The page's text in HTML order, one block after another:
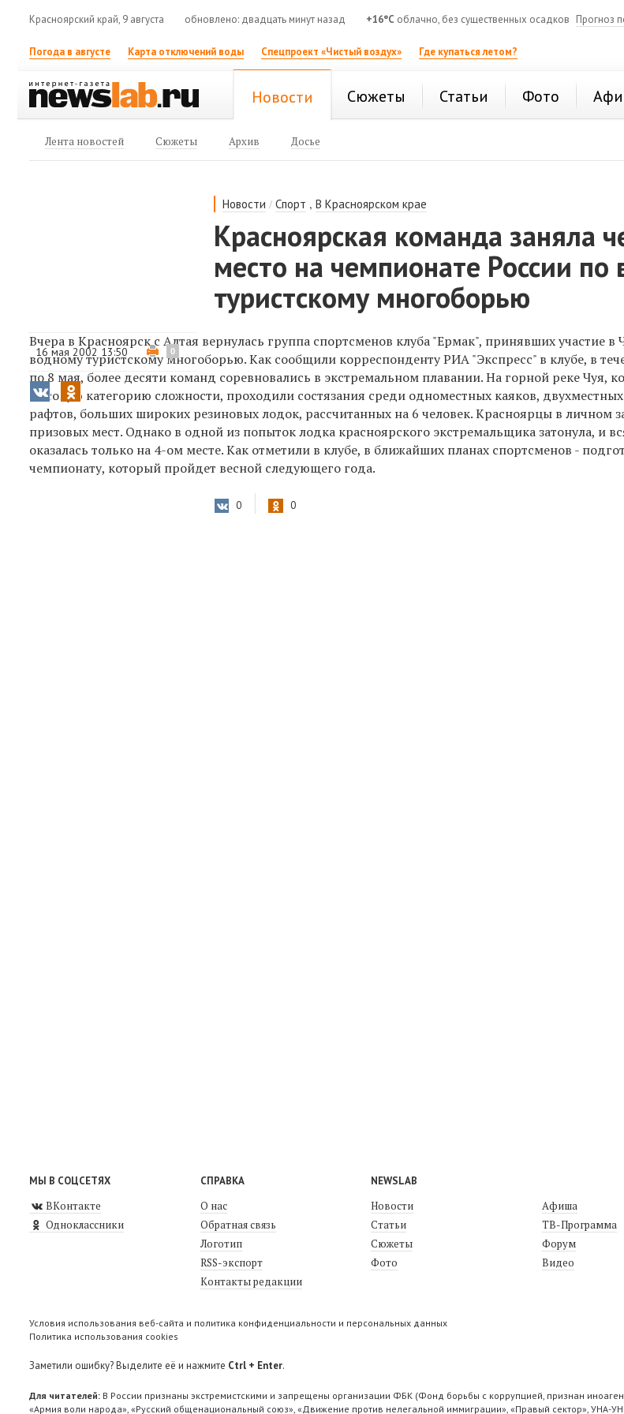
Красноярский край, 9 августа обновлено: двадцать минут назад +16°C облачно, без существенных осадков Прогноз
Погода в августе Карта отключений воды Спецпроект «Чистый воздух» Где купаться летом?
Новости Сюжеты Статьи Фото
Лента новостей Сюжеты Архив Досье
Новости /Спорт ,В Красноярском крае
Красноярская команда заняла
место на чемпионате России по
туристскому многоборью
16 мая 2002 13:50 0
Вчера в Красноярск c Алтая вернулась группа спортсменов клуба "Ермак", принявших участие в
водному туристскому многоборью. Как сообщили корреспонденту РИА "Экспресс" в клубе, в
по 8 мая, более десяти команд соревновались в экстремальном плавании. На горной реке Чуя,
высокую категорию сложности, проходили состязания среди одноместных каяков,
рафтов, больших широких резиновых лодок, рассчитанных на 6 человек. Красноярцы в личном
призовых мест. Однако в одной из попыток лодка красноярского экстремальщика затонула, и
оказалась только на 4-ом месте. Как отметили в клубе, в ближайших планах спортсменов -
чемпионату, который пройдет весной следующего года.
0 0
МЫ В СОЦСЕТЯХ
ВКонтакте
Одноклассники
СПРАВКА
О нас
Обратная связь
Логотип
RSS-экспорт
Контакты редакции
NEWSLAB
Новости
Статьи
Сюжеты
Фото
Афиша
ТВ-Программа
Форум
Видео
Условия использования веб-сайта и политика конфиденциальности и персональных данных
Политика использования cookies
Заметили ошибку? Выделите её и нажмите Ctrl + Enter.
Для читателей: В России признаны экстремистскими и запрещены организации ФБК (Фонд борьбы с коррупцией, признан
«Армия воли народа», «Русский общенациональный союз», «Движение против нелегальной иммиграции», «Правый сектор», УНА-